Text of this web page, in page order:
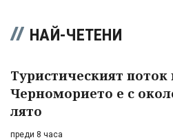
НАЙ-ЧЕТЕНИ
Туристическият
Черноморието е с
лято
преди 8 часа